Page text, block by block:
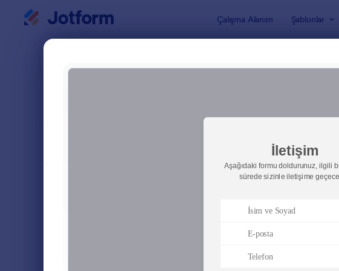
Çalışma Alanım Şablonlar